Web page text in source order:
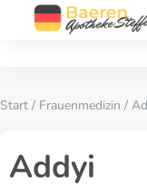
Start / Frauenmedizin /
Addyi